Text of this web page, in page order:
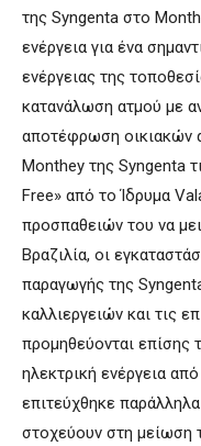
της Syngenta στο
ενέργεια για ένα
ενέργειας της
κατανάλωση ατμού με
αποτέφρωση οικιακών
Monthey της Syngenta
Free» από το Ίδρυμα
προσπαθειών του να
Βραζιλία, οι
παραγωγής της
καλλιεργειών και τις
προμηθεύονται επίσης
ηλεκτρική ενέργεια
επιτεύχθηκε
στοχεύουν στη μείωση